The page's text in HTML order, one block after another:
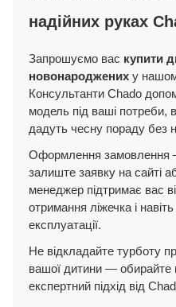
надійних руках
Запрошуємо вас купити
новонароджениху
Консультанти Chado
модель під ваші потреби,
дадуть чесну пораду без
Оформлення замовлення
залиште заявку на сайті
менеджер підтримає вас
отримання ліжечка і
експлуатації.
Не відкладайте турботу
вашої дитини — обирайте
експертний підхід від